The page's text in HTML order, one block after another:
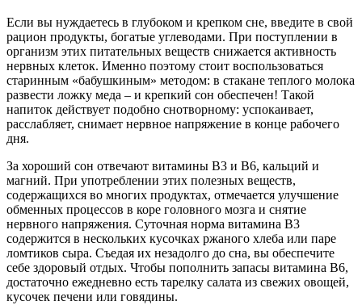
Если вы нуждаетесь в глубоком и крепком сне, введите в свой
рацион продукты, богатые углеводами. При поступлении в
организм этих питательных веществ снижается активность
нервных клеток. Именно поэтому стоит воспользоваться
старинным «бабушкиным» методом: в стакане теплого молока
развести ложку меда – и крепкий сон обеспечен! Такой
напиток действует подобно снотворному: успокаивает,
расслабляет, снимает нервное напряжение в конце рабочего
дня.
За хороший сон отвечают витамины B3 и B6, кальций и
магний. При употреблении этих полезных веществ,
содержащихся во многих продуктах, отмечается улучшение
обменных процессов в коре головного мозга и снятие
нервного напряжения. Суточная норма витамина B3
содержится в нескольких кусочках ржаного хлеба или паре
ломтиков сыра. Съедая их незадолго до сна, вы обеспечите
себе здоровый отдых. Чтобы пополнить запасы витамина B6,
достаточно ежедневно есть тарелку салата из свежих овощей,
кусочек печени или говядины.